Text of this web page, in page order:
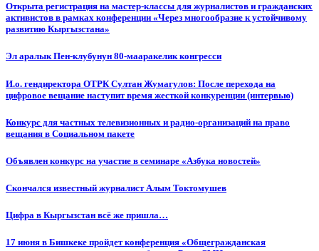
Открыта регистрация на мастер-классы для журналистов и гражданских
активистов в рамках конференции «Через многообразие к устойчивому
развитию Кыргызстана»
Эл аралык Пен-клубунун 80-мааракелик конгресси
И.о. гендиректора ОТРК Султан Жумагулов: После перехода на
цифровое вещание наступит время жесткой конкуренции (интервью)
Конкурс для частных телевизионных и радио-организаций на право
вещания в Социальном пакете
Объявлен конкурс на участие в семинаре «Азбука новостей»
Cкончался известный журналист Алым Токтомушев
Цифра в Кыргызстан всё же пришла…
17 июня в Бишкеке пройдет конференция «Общегражданская